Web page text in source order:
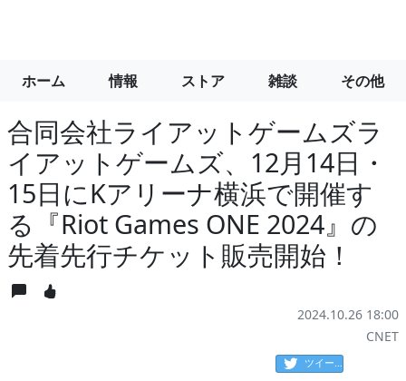
ホーム 情報 ストア 雑談 その他
合同会社ライアットゲームズラ
イアットゲームズ、12月14日・
15日にKアリーナ横浜で開催す
る『Riot Games ONE 2024』の
先着先行チケット販売開始！
2024.10.26 18:00
CNET
ツイート